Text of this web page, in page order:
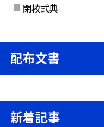
閉校式典
配布文書
新着記事